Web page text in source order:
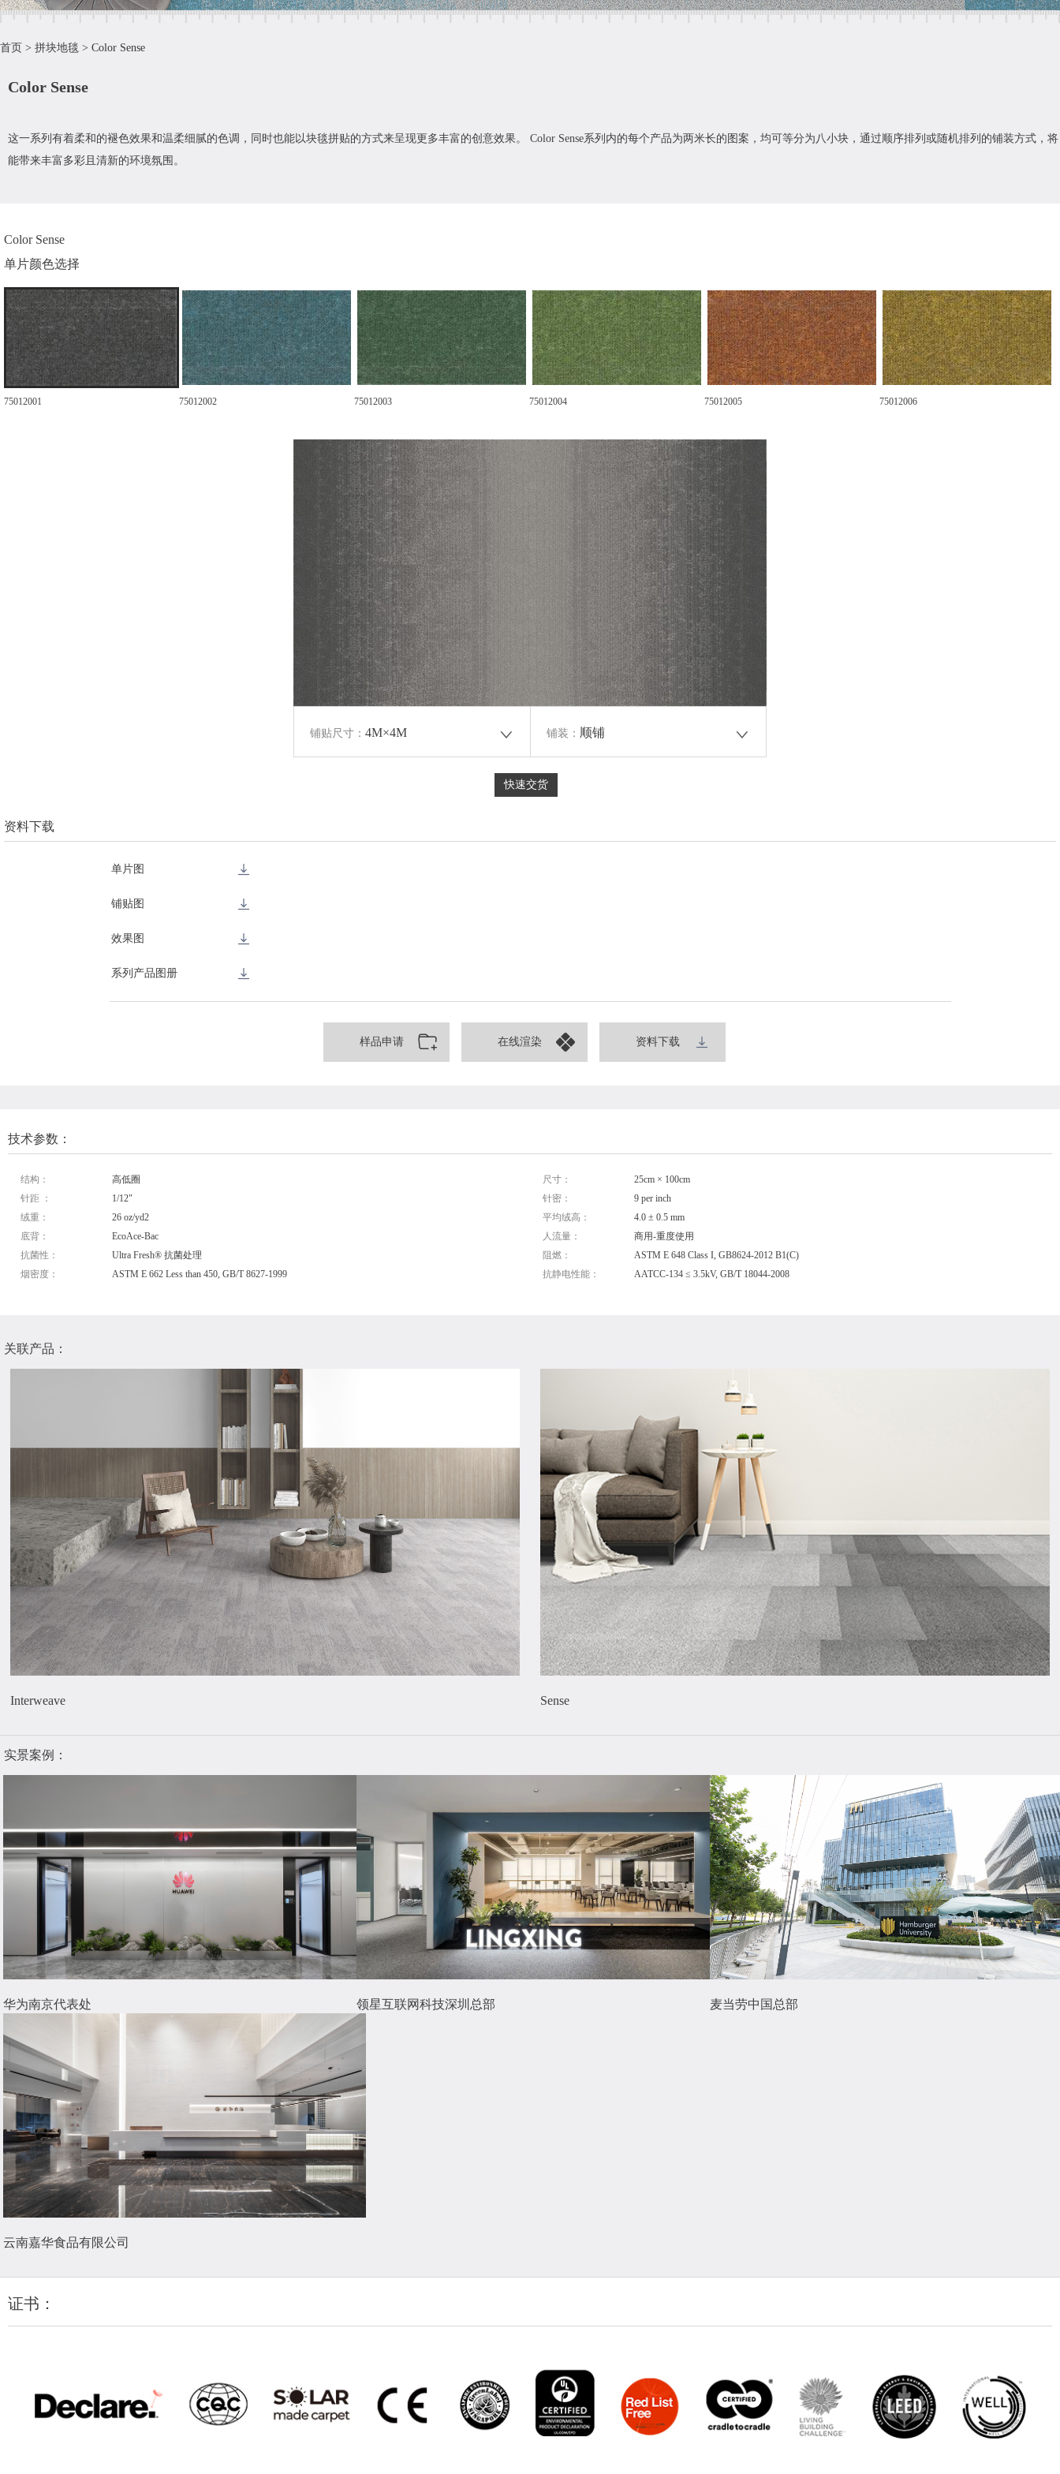
首页 > 拼块地毯 > Color Sense
Color Sense
这一系列有着柔和的褪色效果和温柔细腻的色调，同时也能以块毯拼贴的方式来呈现更多丰富的创意效果。 Color Sense系列内的每个产品为两米长的图案，均可等分为八小块，通过顺序排列或随机排列的铺装方式，将
能带来丰富多彩且清新的环境氛围。
Color Sense
单片颜色选择
75012001 75012002 75012003 75012004 75012005 75012006
铺贴尺寸： 4M×4M 铺装： 顺铺
快速交货
资料下载
单片图
铺贴图
效果图
系列产品图册
样品申请 在线渲染 资料下载
技术参数：
结构： 高低圈 尺寸：
25cm × 100cm
针距 ：
1/12" 针密：
9 per inch
绒重：
26 oz/yd2 平均绒高：
4.0 ± 0.5 mm
底背：
EcoAce-Bac 人流量：
商用-重度使用
抗菌性：
Ultra Fresh® 抗菌处理 阻燃：
ASTM E 648 Class I, GB8624-2012 B1(C)
烟密度：
ASTM E 662 Less than 450, GB/T 8627-1999 抗静电性能： AATCC-134 ≤ 3.5kV, GB/T 18044-2008
关联产品：
Interweave Sense
实景案例：
华为南京代表处 领星互联网科技深圳总部 麦当劳中国总部
云南嘉华食品有限公司
证书：